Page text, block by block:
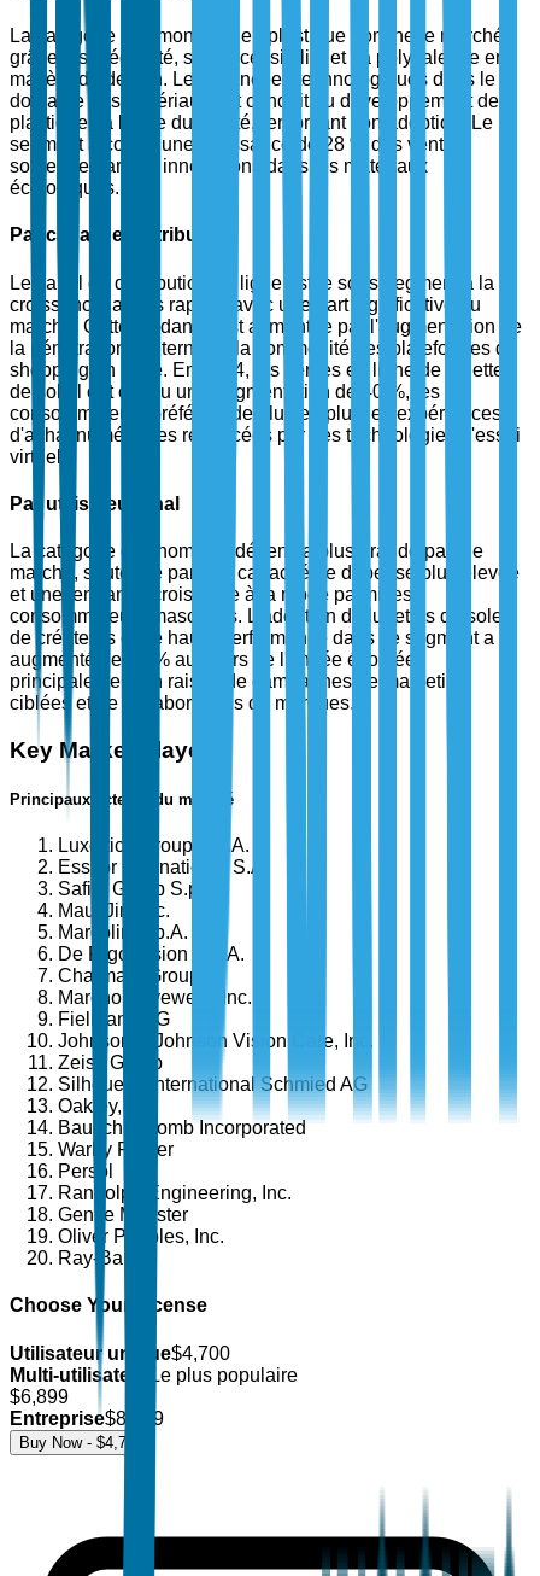
La catégorie des montures en plastique domine le marché,
grâce à sa légèreté, son accessibilité et sa polyvalence en
matière de design. Les avancées technologiques dans le
domaine des matériaux ont conduit au développement de
plastiques à haute durabilité, renforçant son adoption. Le
segment a connu une croissance de 28 % des ventes,
soutenue par des innovations dans les matériaux
écologiques.
Par canal de distribution
Le canal de distribution en ligne est le sous-segment à la
croissance la plus rapide, avec une part significative du
marché. Cette tendance est alimentée par l'augmentation de
la pénétration d'Internet et la commodité des plateformes de
shopping en ligne. En 2024, les ventes en ligne de lunettes
de soleil ont connu une augmentation de 40 %, les
consommateurs préférant de plus en plus les expériences
d'achat numériques renforcées par des technologies d'essai
virtuel.
Par utilisateur final
La catégorie des hommes détient la plus grande part de
marché, soutenue par une capacité de dépense plus élevée
et une tendance croissante à la mode parmi les
consommateurs masculins. L'adoption de lunettes de soleil
de créateurs et de haute performance dans ce segment a
augmenté de 25 % au cours de l'année écoulée,
principalement en raison de campagnes de marketing
ciblées et de collaborations de marques.
Key Market Players
Principaux acteurs du marché
Luxottica Group S.p.A.
Essilor International S.A.
Safilo Group S.p.A.
Maui Jim Inc.
Marcolin S.p.A.
De Rigo Vision S.p.A.
Charmant Group
Marchon Eyewear, Inc.
Fielmann AG
Johnson & Johnson Vision Care, Inc.
Zeiss Group
Silhouette International Schmied AG
Oakley, Inc.
Bausch & Lomb Incorporated
Warby Parker
Persol
Randolph Engineering, Inc.
Gentle Monster
Oliver Peoples, Inc.
Ray-Ban
Choose Your License
Utilisateur unique$4,700
Multi-utilisateur
Le plus populaire
$6,899
Entreprise$8,499
Buy Now - $4,700